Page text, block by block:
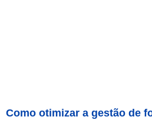
Como otimizar a gestão de